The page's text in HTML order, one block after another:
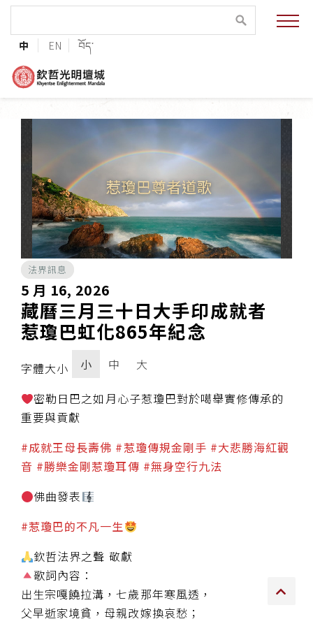
中 EN བོད་
緣起與願景
法王與上師的祝福
加入志工
巴麥欽哲傳承
第三世巴麥欽哲仁波切
傳承上師授證
專書與譯著
*巴麥寺與麥青寺的聯合聲明
尊貴上師珍寶開示
巴麥欽哲珍寶開示
前行開示文集
媒體影音集
法界訊息
5 月 16, 2026
藏曆三月三十日大手印成就者
惹瓊巴虹化865年紀念
字體大小 小 中 大
密勒日巴之如月心子惹瓊巴對於噶舉實修傳承的
重要與貢獻
#成就王母長壽佛 #惹瓊傳規金剛手 #大悲勝海紅觀
音 #勝樂金剛惹瓊耳傳 #無身空行九法
佛曲發表
#惹瓊巴的不凡一生
欽哲法界之聲 敬獻
歌詞內容：
出生宗嘎饒拉溝，七歲那年寒風透，
父早逝家境貧，母親改嫁換哀愁；